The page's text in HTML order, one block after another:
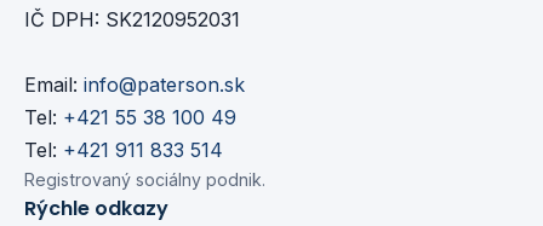
IČ DPH: SK2120952031
Email: info@paterson.sk
Tel: +421 55 38 100 49
Tel: +421 911 833 514
Registrovaný sociálny podnik.
Rýchle odkazy